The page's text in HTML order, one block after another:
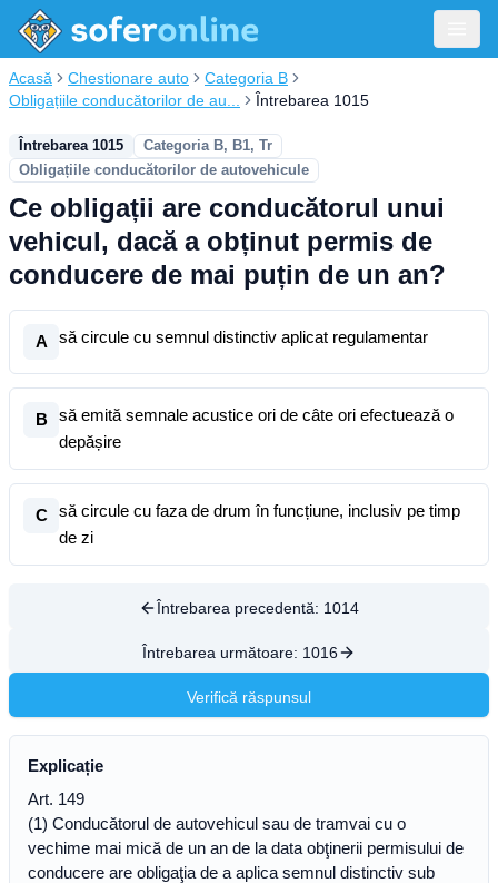
Acasă Chestionare auto
Categoria B
Obligațiile conducătorilor de au...
Întrebarea 1015
Întrebarea 1015
Categoria B, B1, Tr
Obligațiile conducătorilor de autovehicule
Ce obligații are conducătorul unui
vehicul, dacă a obținut permis de
conducere de mai puțin de un an?
A să circule cu semnul distinctiv aplicat regulamentar
B
să emită semnale acustice ori de câte ori efectuează o
depășire
C
să circule cu faza de drum în funcțiune, inclusiv pe timp
de zi
Întrebarea precedentă: 1014
Întrebarea următoare: 1016
Verifică răspunsul
Explicație
Art. 149
(1) Conducătorul de autovehicul sau de tramvai cu o
vechime mai mică de un an de la data obţinerii permisului de
conducere are obligaţia de a aplica semnul distinctiv sub